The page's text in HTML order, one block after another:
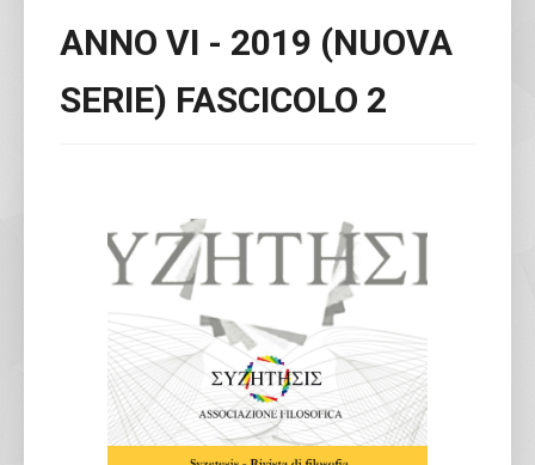
ANNO VI - 2019 (NUOVA
SERIE) FASCICOLO 2